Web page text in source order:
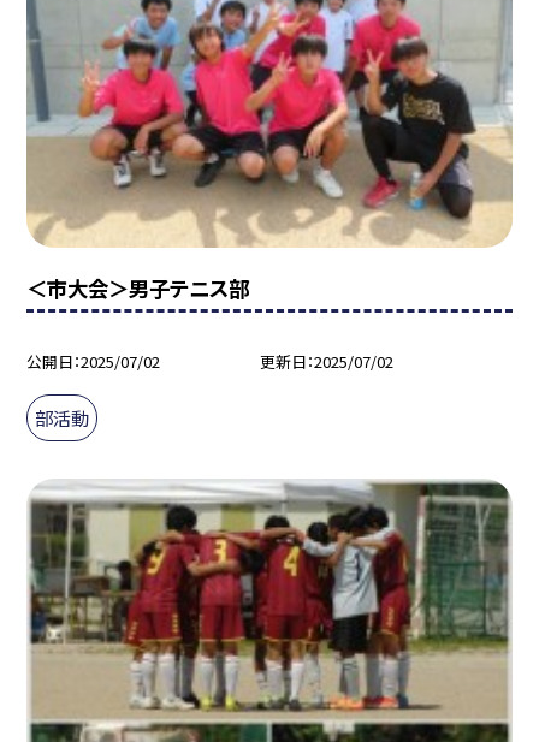
＜市大会＞男子テニス部
公開日 2025/07/02 更新日 2025/07/02
部活動